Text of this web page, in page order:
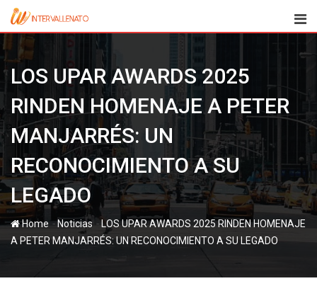
Skip
content
LOS UPAR AWARDS 2025
RINDEN HOMENAJE A PETER
MANJARRÉS: UN
RECONOCIMIENTO A SU
LEGADO
Home-Noticias-LOS UPAR AWARDS 2025 RINDEN HOMENAJE
A PETER MANJARRÉS: UN RECONOCIMIENTO A SU LEGADO